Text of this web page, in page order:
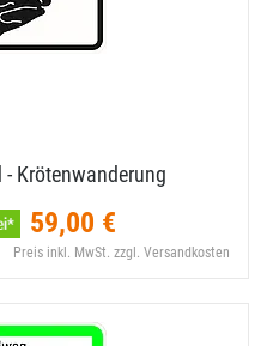
Krötenwanderung
59,00 €
Preis inkl. MwSt. zzgl. Versandkosten